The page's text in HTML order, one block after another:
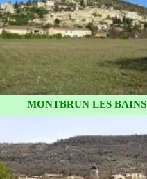
MONTBRUN LES BAINS